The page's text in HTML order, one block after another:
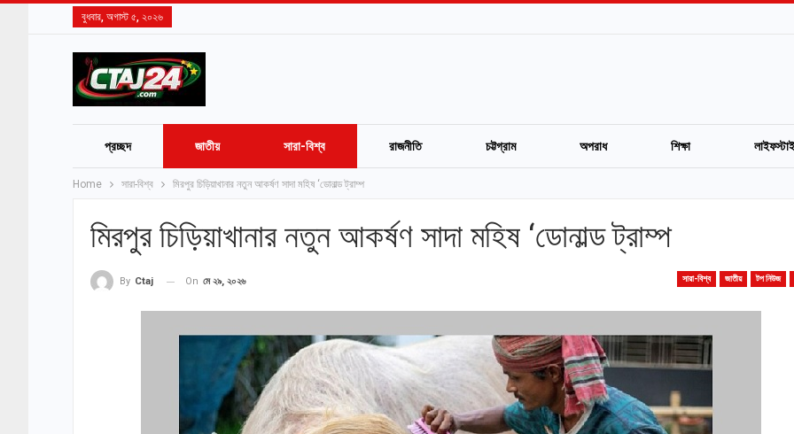
বুধবার, অগাস্ট ৫, ২০২৬
প্রচ্ছদ জাতীয় সারা-বিশ্ব রাজনীতি চট্টগ্রাম অপরাধ শিক্ষা
Home সারা-বিশ্ব মিরপুর চিড়িয়াখানার নতুন আকর্ষণ সাদা মহিষ ‘ডোনাল্ড ট্রাম্প
মিরপুর চিড়িয়াখানার নতুন আকর্ষণ সাদা মহিষ ‘ডোনাল্ড ট্রাম্প
সারা-বিশ্ব জাতীয় টপ নিউজ
By Ctaj On মে ২৯, ২০২৬